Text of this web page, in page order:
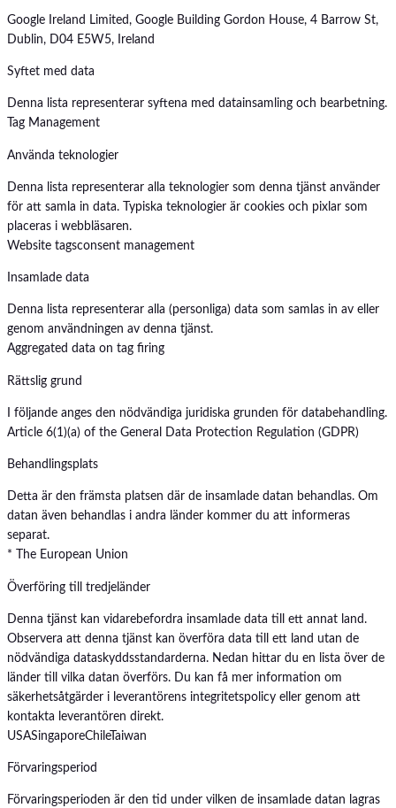
Google Ireland Limited, Google Building Gordon House, 4 Barrow St,
Dublin, D04 E5W5, Ireland
Syftet med data
Denna lista representerar syftena med datainsamling och bearbetning.
Tag Management
Använda teknologier
Denna lista representerar alla teknologier som denna tjänst använder
för att samla in data. Typiska teknologier är cookies och pixlar som
placeras i webbläsaren.
Website tagsconsent management
Insamlade data
Denna lista representerar alla (personliga) data som samlas in av eller
genom användningen av denna tjänst.
Aggregated data on tag firing
Rättslig grund
I följande anges den nödvändiga juridiska grunden för databehandling.
Article 6(1)(a) of the General Data Protection Regulation (GDPR)
Behandlingsplats
Detta är den främsta platsen där de insamlade datan behandlas. Om
datan även behandlas i andra länder kommer du att informeras
separat.
* The European Union
Överföring till tredjeländer
Denna tjänst kan vidarebefordra insamlade data till ett annat land.
Observera att denna tjänst kan överföra data till ett land utan de
nödvändiga dataskyddsstandarderna. Nedan hittar du en lista över de
länder till vilka datan överförs. Du kan få mer information om
säkerhetsåtgärder i leverantörens integritetspolicy eller genom att
kontakta leverantören direkt.
USASingaporeChileTaiwan
Förvaringsperiod
Förvaringsperioden är den tid under vilken de insamlade datan lagras